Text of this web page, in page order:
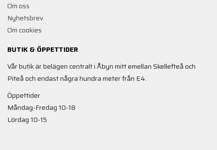
Om oss
Nyhetsbrev
Om cookies
BUTIK & ÖPPETTIDER
Vår butik är belägen centralt i Åbyn mitt emellan Skellefteå och
Piteå och endast några hundra meter från E4.
Öppettider
Måndag-Fredag 10-18
Lördag 10-15